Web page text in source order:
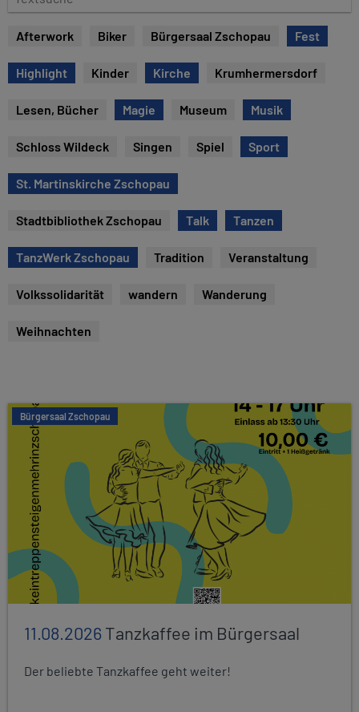
e
s
u
Afterwork Biker Bürgersaal Zschopau Fest
Highlight Kinder Kirche Krumhermersdorf
Lesen, Bücher Magie Museum Musik
Schloss Wildeck Singen Spiel Sport
St. Martinskirche Zschopau
Stadtbibliothek Zschopau Talk Tanzen
TanzWerk Zschopau Tradition Veranstaltung
Volkssolidarität wandern Wanderung
Weihnachten
Bürgersaal Zschopau
11.08.2026Tanzkaffee im Bürgersaal
Der beliebte Tanzkaffee geht weiter!